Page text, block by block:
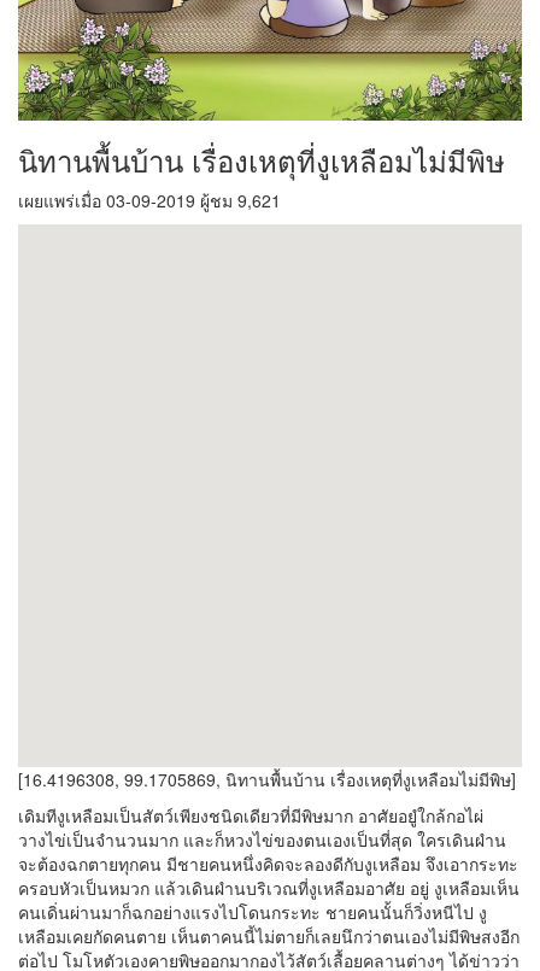
นิทานพื้นบ้าน เรื่องเหตุที่งูเหลือมไม่มีพิษ
เผยแพร่เมื่อ 03-09-2019 ผู้ชม 9,621
[16.4196308, 99.1705869, นิทานพื้นบ้าน เรื่องเหตุที่งูเหลือมไม่มีพิษ]
เดิมทีงูเหลือมเป็นสัตว์เพียงชนิดเดียวที่มีพิษมาก อาศัยอยูํใกล้กอไผ่
วางไข่เป็นจำนวนมาก และก็หวงไข่ของตนเองเป็นที่สุด ใครเดินผำน
จะต้องฉกตายทุกคน มีชายคนหนึ่งคิดจะลองดีกับงูเหลือม จึงเอากระทะ
ครอบหัวเป็นหมวก แล้วเดินผำนบริเวณที่งูเหลือมอาศัย อยู่ งูเหลือมเห็น
คนเดิ่นผ่านมาก็ฉกอย่างแรงไปโดนกระทะ ชายคนนั้นก็วิ่งหนีไป งู
เหลือมเคยกัดคนตาย เห็นตาคนนี้ไม่ตายก็เลยนึกว่าตนเองไม่มีพิษสงอีก
ต่อไป โมโหตัวเองคายพิษออกมากองไว้สัตว์เลื้อยคลานต่างๆ ได้ข่าวว่า